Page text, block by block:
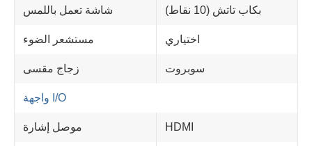
شاشة تعمل باللمس بكاب تاتش (10 نقاط)
مستشعر الضوء اختياري
زجاج مقسى سوبروت
واجهة I/O
موصل إشارة HDMI